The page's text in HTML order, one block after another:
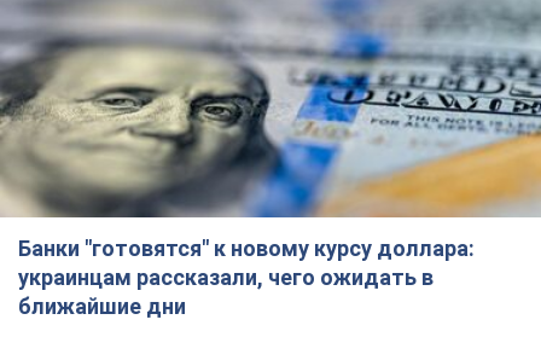
Банки "готовятся" к новому курсу доллара:
украинцам рассказали, чего ожидать в
ближайшие дни